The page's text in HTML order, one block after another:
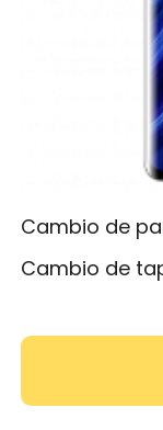
Cambio de
Cambio de